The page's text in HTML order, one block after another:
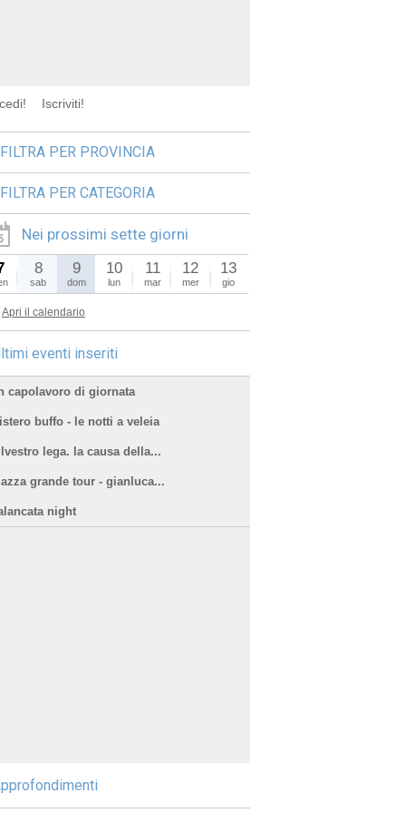
Iscriviti!
FILTRA PER PROVINCIA
FILTRA PER CATEGORIA
Nei prossimi sette giorni
8
sab
9
dom
10
lun
11
mar
12
mer
13
gio
Apri il calendario
eventi inseriti
capolavoro di giornata
buffo - le notti a veleia
lega. la causa della...
grande tour - gianluca...
night